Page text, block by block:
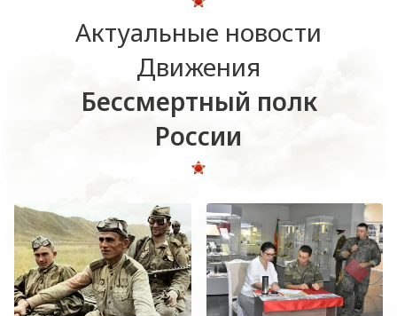
Актуальные новости
Движения
Бессмертный полк
России